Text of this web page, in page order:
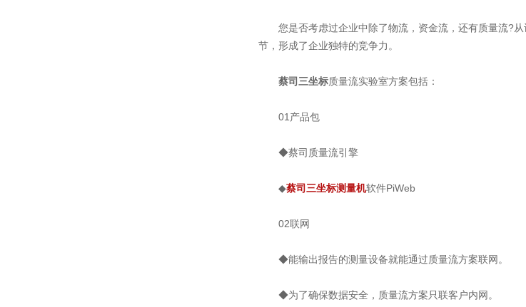
您是否考虑过企业中除了物流，资金流，还有质量流?从
节，形成了企业独特的竞争力。
蔡司三坐标质量流实验室方案包括：
01产品包
◆蔡司质量流引擎
◆蔡司三坐标测量机软件PiWeb
02联网
◆能输出报告的测量设备就能通过质量流方案联网。
◆为了确保数据安全，质量流方案只联客户内网。